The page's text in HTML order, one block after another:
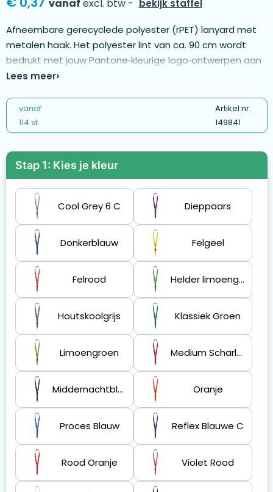
vanaf excl. btw - bekijk staffel
Afneembare gerecyclede polyester (rPET) lanyard met
metalen haak. Het polyester lint van ca. 90 cm wordt
bedrukt met jouw Pantone‑kleurige logo‑ontwerpen aan
één of beide zijden. - ML1203
Lees meer
vanaf
114 st.
Artikel nr.
149841
Stap 1: Kies je kleur
Cool Grey 6 C Dieppaars
Donkerblauw Felgeel
Felrood Helder limoengroen
Houtskoolgrijs Klassiek Groen
Limoengroen Medium Scharlakenrood
Middernachtblauw Oranje
Proces Blauw Reflex Blauwe C
Rood Oranje Violet Rood